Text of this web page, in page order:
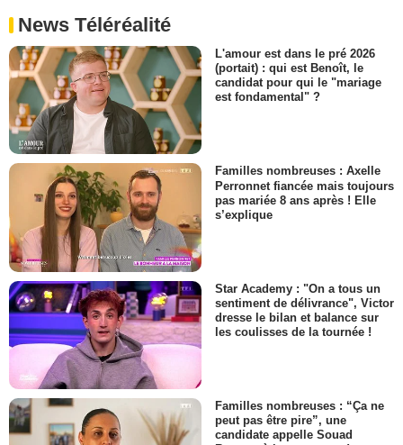
News Téléréalité
L'amour est dans le pré 2026
(portait) : qui est Benoît, le
candidat pour qui le "mariage
est fondamental" ?
Familles nombreuses : Axelle
Perronnet fiancée mais toujours
pas mariée 8 ans après ! Elle
s’explique
Star Academy : "On a tous un
sentiment de délivrance", Victor
dresse le bilan et balance sur
les coulisses de la tournée !
Familles nombreuses : “Ça ne
peut pas être pire”, une
candidate appelle Souad